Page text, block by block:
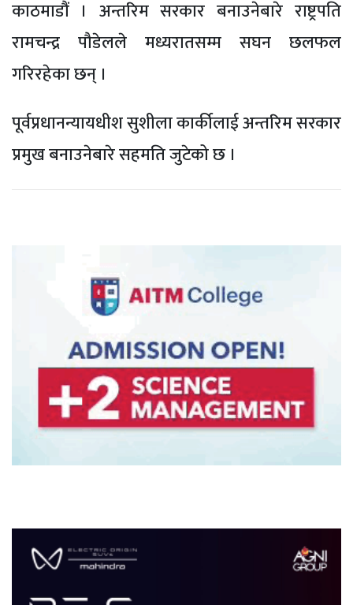
काठमाडौं । अन्तरिम सरकार बनाउनेबारे राष्ट्रपति
रामचन्द्र पौडेलले मध्यरातसम्म सघन छलफल
गरिरहेका छन् ।
पूर्वप्रधानन्यायधीश सुशीला कार्कीलाई अन्तरिम सरकार
प्रमुख बनाउनेबारे सहमति जुटेको छ ।